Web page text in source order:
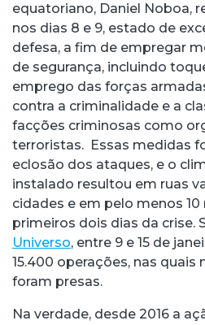
equatoriano, Daniel Noboa,
nos dias 8 e 9, estado de
defesa, a fim de empregar
de segurança, incluindo
emprego das forças
contra a criminalidade e a
facções criminosas como
terroristas. Essas medidas
eclosão dos ataques, e o
instalado resultou em ruas
cidades e em pelo menos
primeiros dois dias da crise.
Universo, entre 9 e 15 de
15.400 operações, nas quais
foram presas.
Na verdade, desde 2016 a